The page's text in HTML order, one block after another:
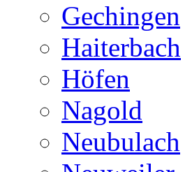
Gechingen
Haiterbach
Höfen
Nagold
Neubulach